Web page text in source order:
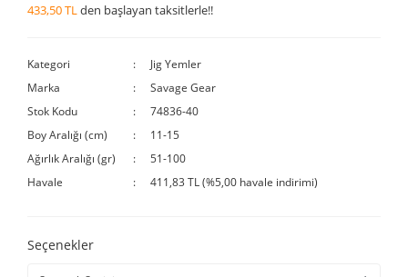
433,50 TLden başlayan taksitlerle!!
Kategori
Jig Yemler
Marka
Savage Gear
Stok Kodu
74836-40
Boy Aralığı (cm)
11-15
Ağırlık Aralığı (gr)
51-100
Havale
411,83 TL (%5,00 havale indirimi)
Seçenekler